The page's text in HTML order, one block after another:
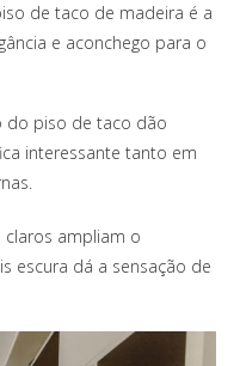
de taco de madeira é a
e aconchego para o
do piso de taco dão
interessante tanto em
claros ampliam o
escura dá a sensação de